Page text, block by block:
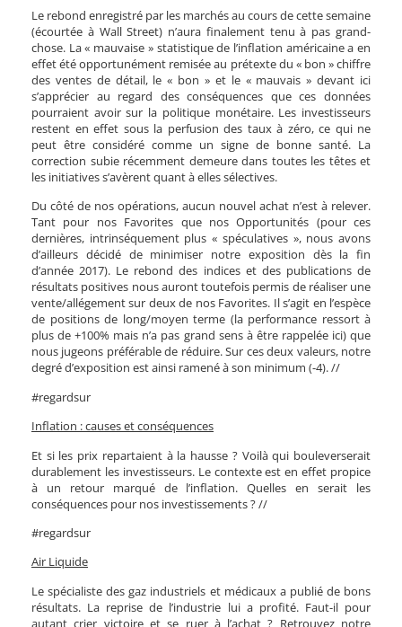
Le rebond enregistré par les marchés au cours de cette semaine
(écourtée à Wall Street) n’aura finalement tenu à pas grand-
chose. La « mauvaise » statistique de l’inflation américaine a en
effet été opportunément remisée au prétexte du « bon » chiffre
des ventes de détail, le « bon » et le « mauvais » devant ici
s’apprécier au regard des conséquences que ces données
pourraient avoir sur la politique monétaire. Les investisseurs
restent en effet sous la perfusion des taux à zéro, ce qui ne
peut être considéré comme un signe de bonne santé. La
correction subie récemment demeure dans toutes les têtes et
les initiatives s’avèrent quant à elles sélectives.
Du côté de nos opérations, aucun nouvel achat n’est à relever.
Tant pour nos Favorites que nos Opportunités (pour ces
dernières, intrinséquement plus « spéculatives », nous avons
d’ailleurs décidé de minimiser notre exposition dès la fin
d’année 2017). Le rebond des indices et des publications de
résultats positives nous auront toutefois permis de réaliser une
vente/allégement sur deux de nos Favorites. Il s’agit en l’espèce
de positions de long/moyen terme (la performance ressort à
plus de +100% mais n’a pas grand sens à être rappelée ici) que
nous jugeons préférable de réduire. Sur ces deux valeurs, notre
degré d’exposition est ainsi ramené à son minimum (-4). //
#regardsur
Inflation : causes et conséquences
Et si les prix repartaient à la hausse ? Voilà qui bouleverserait
durablement les investisseurs. Le contexte est en effet propice
à un retour marqué de l’inflation. Quelles en serait les
conséquences pour nos investissements ? //
#regardsur
Air Liquide
Le spécialiste des gaz industriels et médicaux a publié de bons
résultats. La reprise de l’industrie lui a profité. Faut-il pour
autant crier victoire et se ruer à l’achat ? Retrouvez notre